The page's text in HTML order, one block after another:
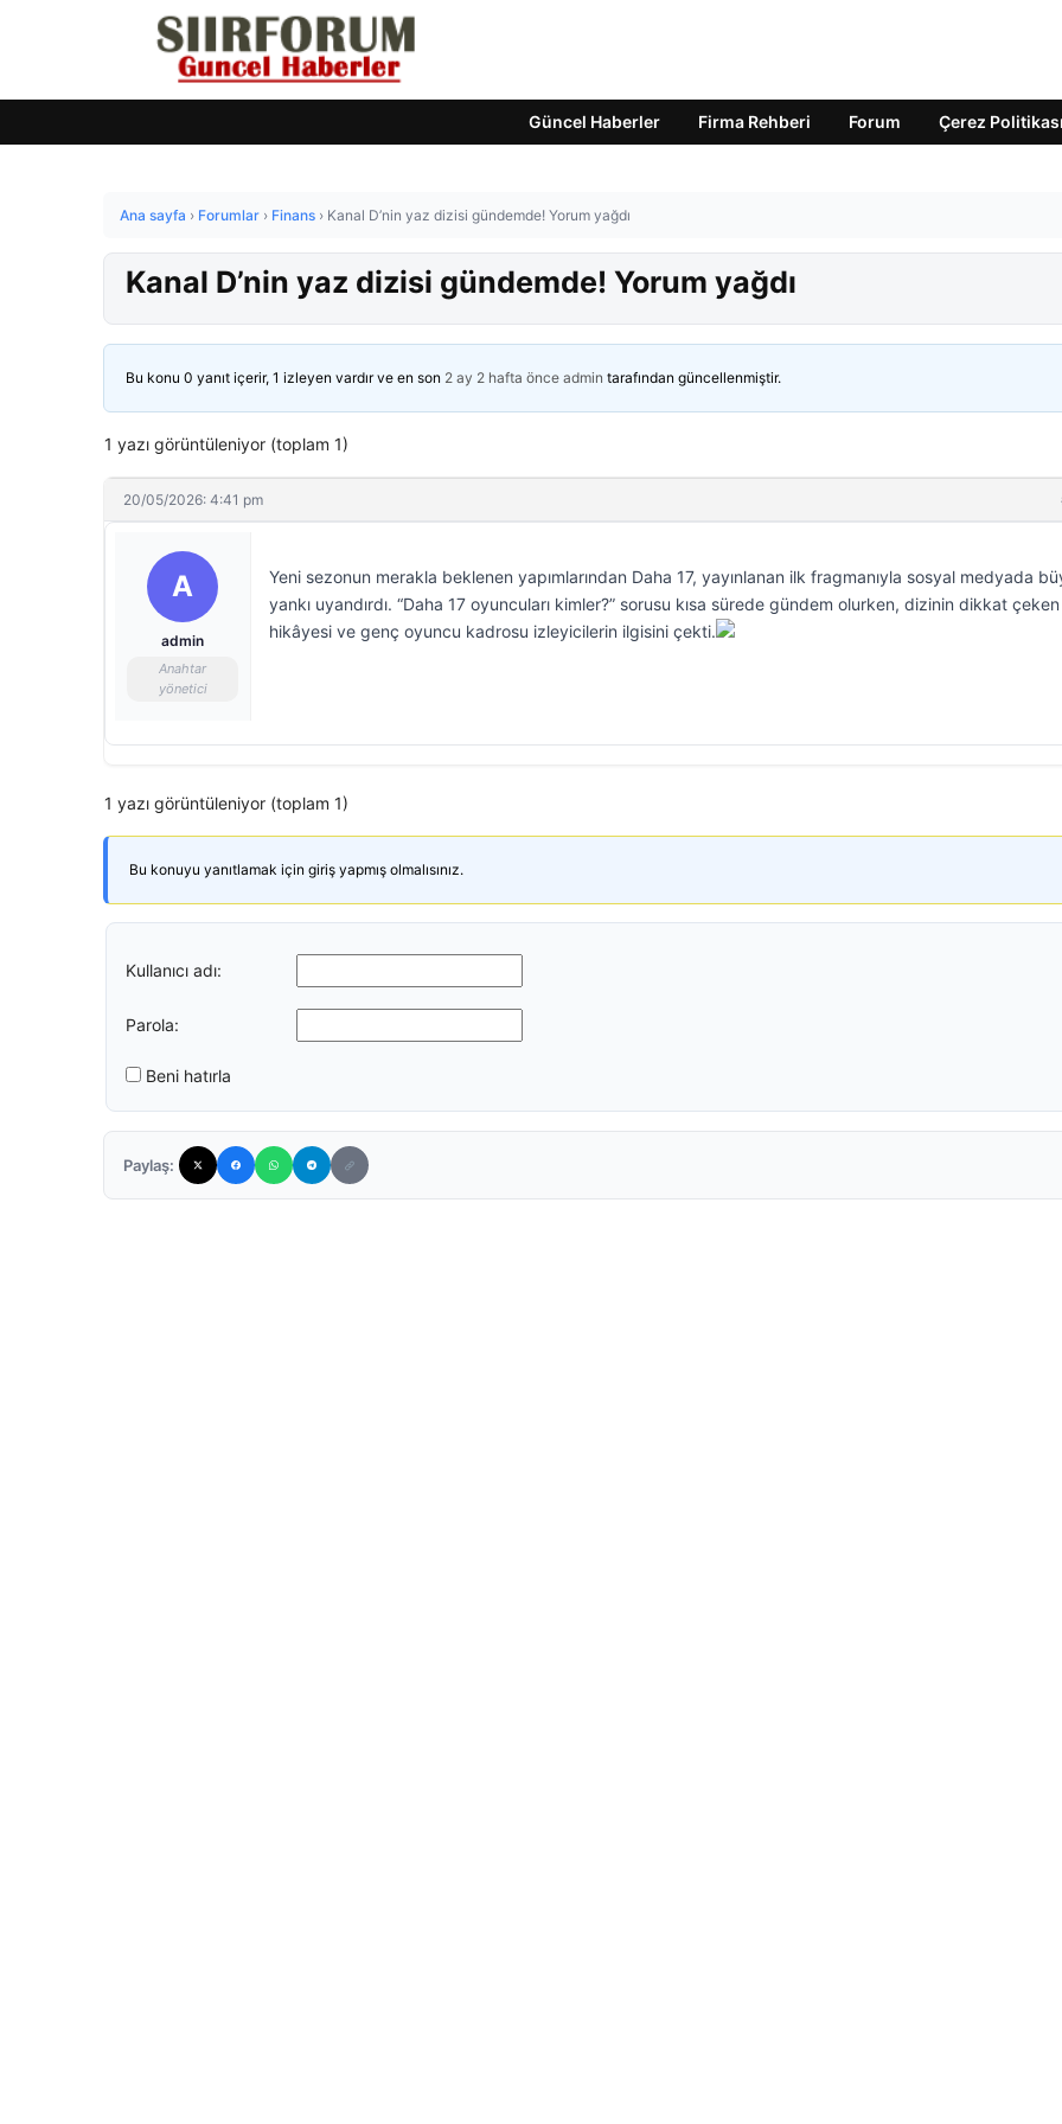
Güncel Haberler Firma Rehberi Forum Çerez Politikası
Ana sayfa › Forumlar › Finans › Kanal D’nin yaz dizisi gündemde! Yorum yağdı
Kanal D’nin yaz dizisi gündemde! Yorum yağdı
Bu konu 0 yanıt içerir, 1 izleyen vardır ve en son 2 ay 2 hafta önce admin tarafından güncellenmiştir.
1 yazı görüntüleniyor (toplam 1)
20/05/2026: 4:41 pm
A
admin
Anahtar
yönetici
Yeni sezonun merakla beklenen yapımlarından Daha 17, yayınlanan ilk fragmanıyla sosyal medyada
yankı uyandırdı. “Daha 17 oyuncuları kimler?” sorusu kısa sürede gündem olurken, dizinin dikkat çeken
hikâyesi ve genç oyuncu kadrosu izleyicilerin ilgisini çekti.
1 yazı görüntüleniyor (toplam 1)
Bu konuyu yanıtlamak için giriş yapmış olmalısınız.
Kullanıcı adı:
Parola:
Beni hatırla
Paylaş: